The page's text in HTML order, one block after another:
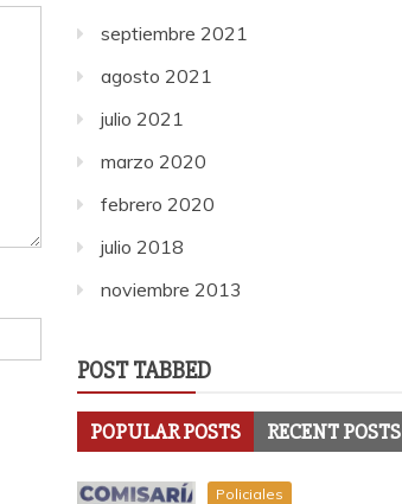
septiembre 2021
agosto 2021
julio 2021
marzo 2020
febrero 2020
julio 2018
noviembre 2013
POST TABBED
POPULAR POSTS RECENT POSTS
Policiales